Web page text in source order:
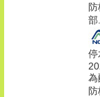
防
部...
停
為
防